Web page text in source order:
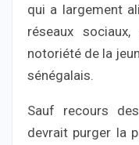
qui a largement
réseaux
notoriété de la
sénégalais.
Sauf recours
devrait purger la